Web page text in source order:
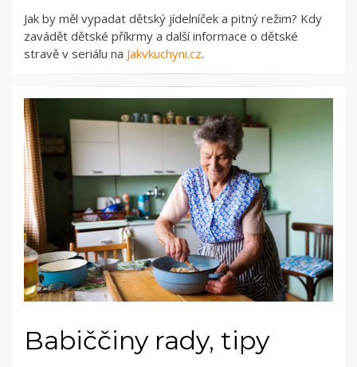
Jak by měl vypadat dětský jídelníček a pitný režim? Kdy
zavádět dětské příkrmy a další informace o dětské
stravě v seriálu na Jakvkuchyni.cz.
Babiččiny rady, tipy